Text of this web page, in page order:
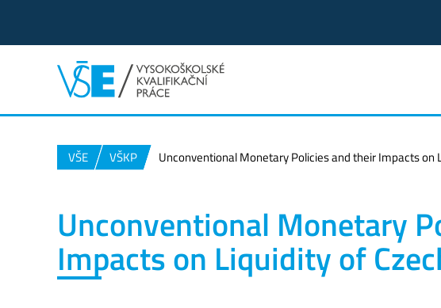
VŠE VŠKP Unconventional Monetary Policies and their Impacts on
Unconventional Monetary
Impacts on Liquidity of